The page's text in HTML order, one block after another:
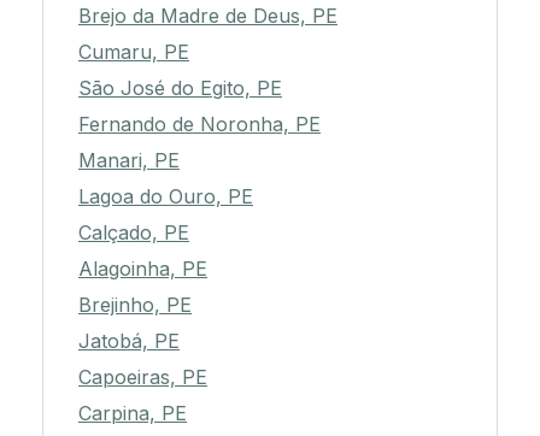
Brejo da Madre de Deus, PE
Cumaru, PE
São José do Egito, PE
Fernando de Noronha, PE
Manari, PE
Lagoa do Ouro, PE
Calçado, PE
Alagoinha, PE
Brejinho, PE
Jatobá, PE
Capoeiras, PE
Carpina, PE